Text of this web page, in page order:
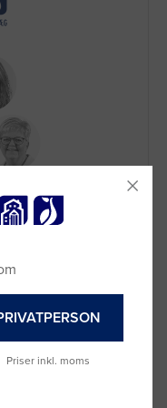
sælger
Priser inkl. moms